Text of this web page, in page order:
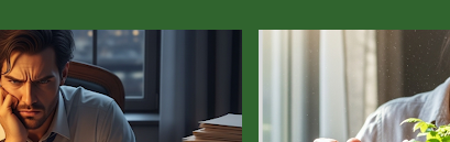
CÉREBRO
ESTRESSE
AUTOCONHECIMENTO